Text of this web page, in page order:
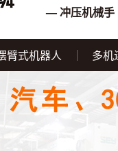
— 冲压机械手
臂式机器人 多机